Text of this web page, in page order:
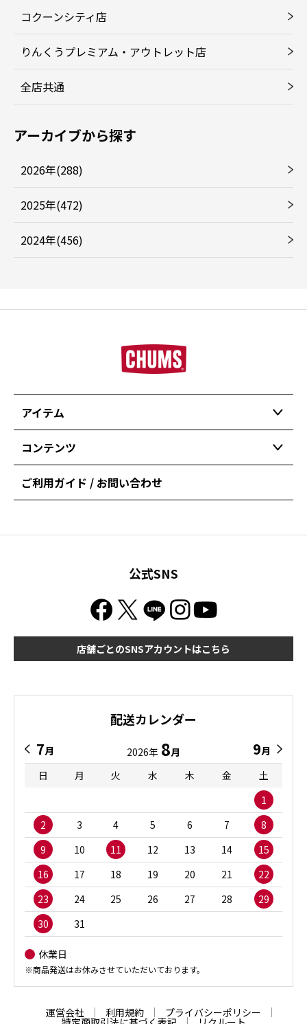
コクーンシティ店
りんくうプレミアム・アウトレット店
全店共通
アーカイブから探す
2026年(288)
2025年(472)
2024年(456)
アイテム
コンテンツ
ご利用ガイド / お問い合わせ
公式SNS
店舗ごとのSNSアカウントはこちら
配送カレンダー
7月 2026年 8月 9月
日
月 火 水 木 金
土
1
2
3 4 5 6 7
8
9
10 11 12 13 14
15
16
17 18 19 20 21
22
23
24 25 26 27 28
29
30
31
休業日
※商品発送はお休みさせていただいております。
運営会社 利用規約 プライバシーポリシー